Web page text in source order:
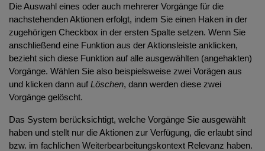
Schritt 2: Wirtschaftliche Berechtigte
Schritt 3: Meldepflicht
Schritt 4: Risikobewertung
Schritt 5: Identifizierung der formell Beteiligten
Schritt 6: Prüfungsergebnis
TraPaRe: Transparenzregistereinsichtnahmeschnittstelle
Die Auswahl eines oder auch mehrerer Vorgänge für die
nachstehenden Aktionen erfolgt, indem Sie einen Haken in der
zugehörigen Checkbox in der ersten Spalte setzen. Wenn Sie
anschließend eine Funktion aus der Aktionsleiste anklicken,
bezieht sich diese Funktion auf alle ausgewählten (angehakten)
Vorgänge. Wählen Sie also beispielsweise zwei Vorägen aus
und klicken dann auf Löschen, dann werden diese zwei
Vorgänge gelöscht.
Das System berücksichtigt, welche Vorgänge Sie ausgewählt
haben und stellt nur die Aktionen zur Verfügung, die erlaubt sind
bzw. im fachlichen Weiterbearbeitungskontext Relevanz haben.